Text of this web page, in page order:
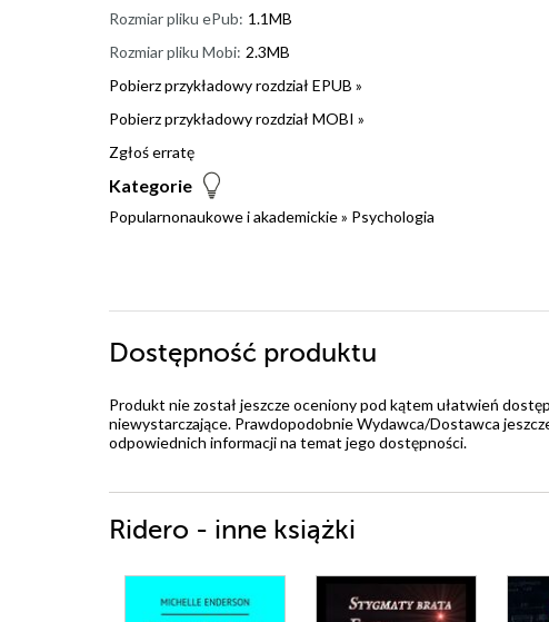
Rozmiar pliku ePub: 1.1MB
Rozmiar pliku Mobi: 2.3MB
Pobierz przykładowy rozdział EPUB »
Pobierz przykładowy rozdział MOBI »
Zgłoś erratę
Kategorie
Popularnonaukowe i akademickie» Psychologia
Dostępność produktu
Produkt nie został jeszcze oceniony pod kątem ułatwień
niewystarczające. Prawdopodobnie Wydawca/Dostawca
odpowiednich informacji na temat jego dostępności.
Ridero - inne książki